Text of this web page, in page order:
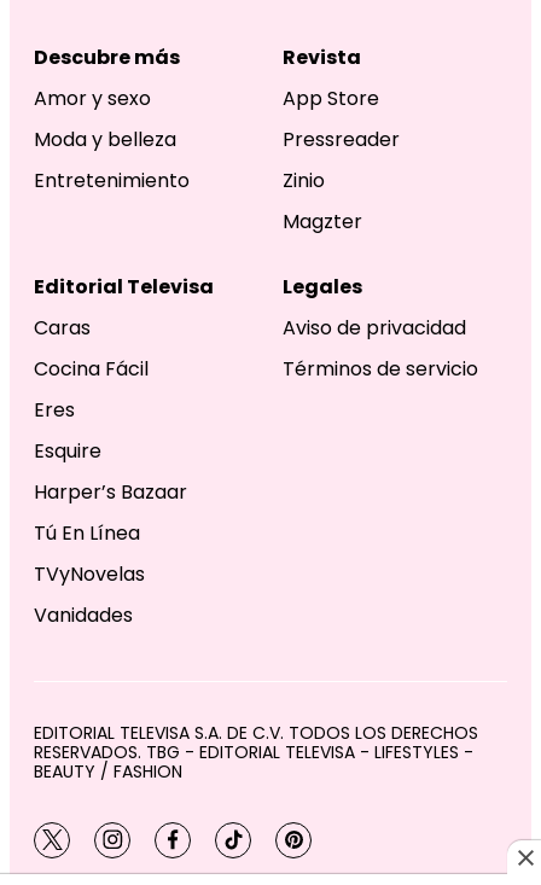
Descubre más
Amor y sexo
Moda y belleza
Entretenimiento
Revista
App Store
Pressreader
Zinio
Magzter
Editorial Televisa
Caras
Cocina Fácil
Eres
Esquire
Harper’s Bazaar
Tú En Línea
TVyNovelas
Vanidades
Legales
Aviso de privacidad
Términos de servicio
EDITORIAL TELEVISA S.A. DE C.V. TODOS LOS DERECHOS
RESERVADOS. TBG - EDITORIAL TELEVISA - LIFESTYLES -
BEAUTY / FASHION
twitterinstagram
facebooktiktokpinterest